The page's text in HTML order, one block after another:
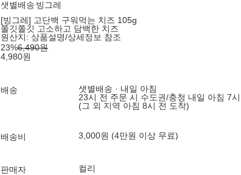
샛별배송 빙그레
[빙그레] 고단백 구워먹는 치즈 105g
쫄깃쫄깃 고소하고 담백한 치즈
원산지: 상품설명/상세정보 참조
23%6,490원
4,980원
배송
샛별배송 · 내일 아침
23시 전 주문 시 수도권/충청 내일 아침 7
(그 외 지역 아침 8시 전 도착)
배송비 3,000원 (4만원 이상 무료)
판매자 컬리